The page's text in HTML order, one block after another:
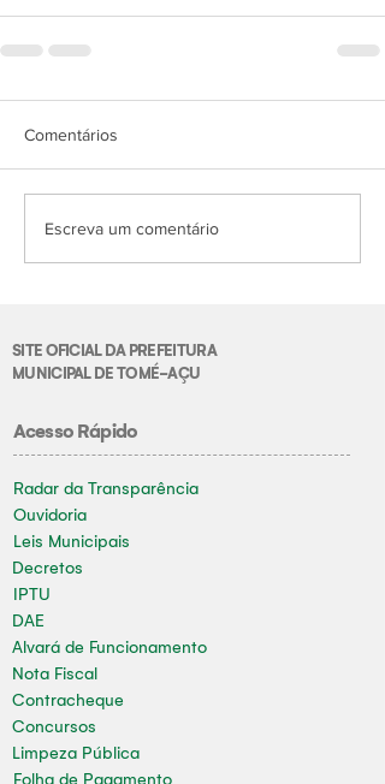
Comentários
Escreva um comentário
SITE OFICIAL DA PREFEITURA
MUNICIPAL DE TOMÉ-AÇU
Acesso Rápido
Radar da Transparência
Ouvidoria
Leis Municipais
Decretos
IPTU
DAE
Alvará de Funcionamento
Nota Fiscal
Contracheque
Concursos
Limpeza Pública